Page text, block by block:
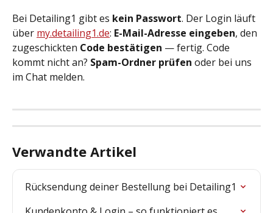
Bei Detailing1 gibt es kein Passwort. Der Login läuft
über my.detailing1.de: E-Mail-Adresse eingeben, den
zugeschickten Code bestätigen — fertig. Code
kommt nicht an? Spam-Ordner prüfen oder bei uns
im Chat melden.
Verwandte Artikel
Rücksendung deiner Bestellung bei Detailing1